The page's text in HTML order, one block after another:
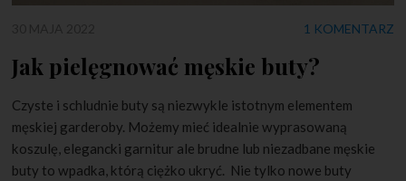
1 KOMENTARZ
Jak pielęgnować męskie buty?
Czyste i schludnie buty są niezwykle istotnym elementem
męskiej garderoby. Możemy mieć idealnie wyprasowaną
koszulę, elegancki garnitur ale brudne lub niezadbane męskie
buty to wpadka, którą ciężko ukryć. Nie tylko nowe buty